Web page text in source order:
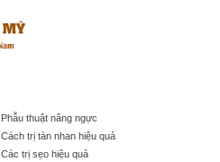
Phẫu thuật nâng ngực
Cách trị tàn nhan hiệu quả
Các trị sẹo hiệu quả